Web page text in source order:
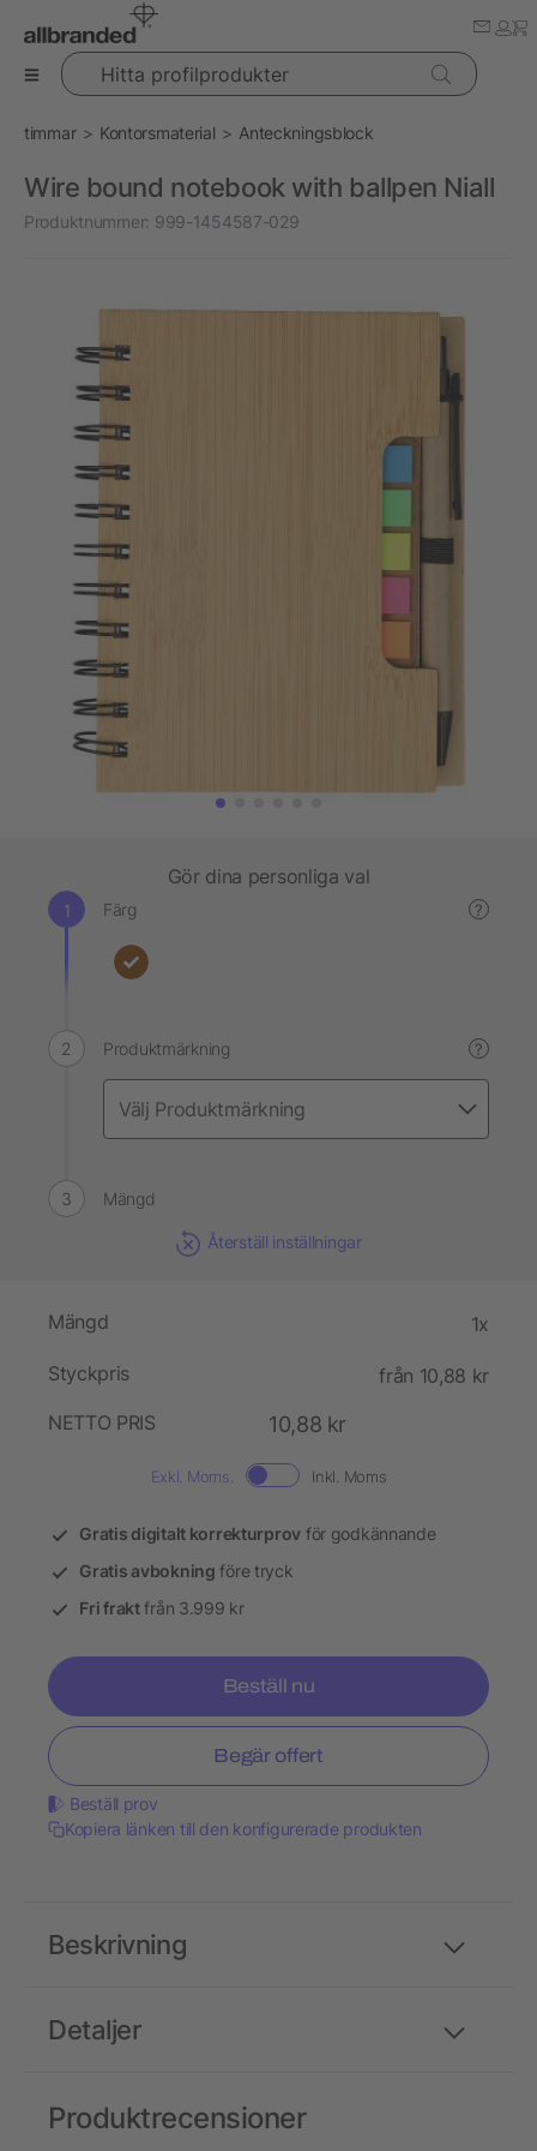
Hitta profilprodukter
timmar Kontorsmaterial Anteckningsblock
Wire bound notebook with ballpen Niall
Produktnummer: 999-1454587-029
Gör dina personliga val
Färg ?
Produktmärkning ?
Mängd
Återställ inställningar
Mängd 1x
Styckpris
från 10,88 kr
NETTO PRIS
10,88 kr
Exkl. Moms. Inkl. Moms
Gratis digitalt korrekturprov för godkännande
Gratis avbokning före tryck
Fri fraktfrån 3.999 kr
Beställ nu
Begär offert
Beställ prov
Kopiera länken till den konfigurerade produkten
Detaljer
Beskrivning
Produktrecensioner